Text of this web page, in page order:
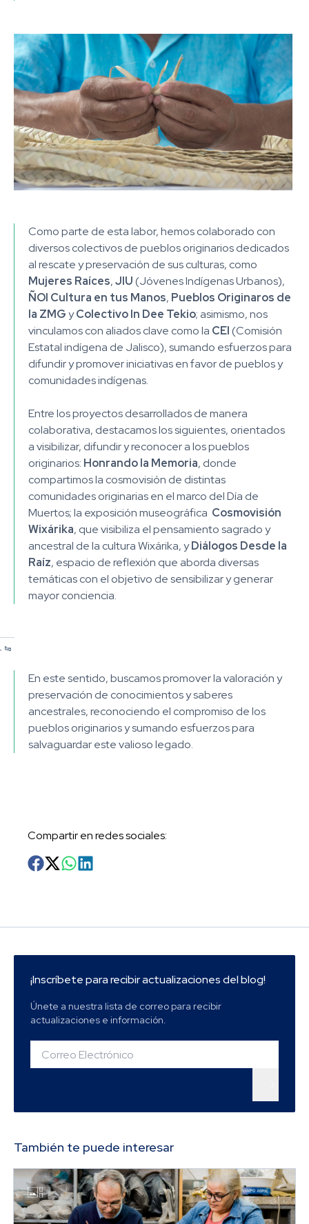
Como parte de esta labor, hemos colaborado con
diversos colectivos de pueblos originarios dedicados
al rescate y preservación de sus culturas, como
Mujeres Raíces,JIU(Jóvenes Indígenas Urbanos),
ÑOI Cultura en tus Manos, Pueblos Originaros de
la ZMGyColectivo In Dee Tekio; asimismo, nos
vinculamos con aliados clave como la CEI(Comisión
Estatal indígena de Jalisco), sumando esfuerzos para
difundir y promover iniciativas en favor de pueblos y
comunidades indígenas.
Entre los proyectos desarrollados de manera
colaborativa, destacamos los siguientes, orientados
a visibilizar, difundir y reconocer a los pueblos
originarios: Honrando la Memoria, donde
compartimos la cosmovisión de distintas
comunidades originarias en el marco del Día de
Muertos; la exposición museográfica Cosmovisión
Wixárika, que visibiliza el pensamiento sagrado y
ancestral de la cultura Wixárika, yDiálogos Desde la
Raíz, espacio de reflexión que aborda diversas
temáticas con el objetivo de sensibilizar y generar
mayor conciencia.
1
2
3
En este sentido, buscamos promover la valoración y
preservación de conocimientos y saberes
ancestrales, reconociendo el compromiso de los
pueblos originarios y sumando esfuerzos para
salvaguardar este valioso legado.
Compartir en redes sociales:
¡Inscríbete para recibir actualizaciones del blog!
Únete a nuestra lista de correo para recibir
actualizaciones e información.
También te puede interesar
